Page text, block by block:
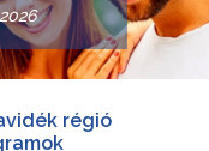
régió